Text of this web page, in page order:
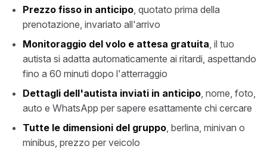
Prezzo fisso in anticipo, quotato prima della
prenotazione, invariato all'arrivo
Monitoraggio del volo e attesa gratuita, il tuo
autista si adatta automaticamente ai ritardi, aspettando
fino a 60 minuti dopo l'atterraggio
Dettagli dell'autista inviati in anticipo, nome, foto,
auto e WhatsApp per sapere esattamente chi cercare
Tutte le dimensioni del gruppo, berlina, minivan o
minibus, prezzo per veicolo